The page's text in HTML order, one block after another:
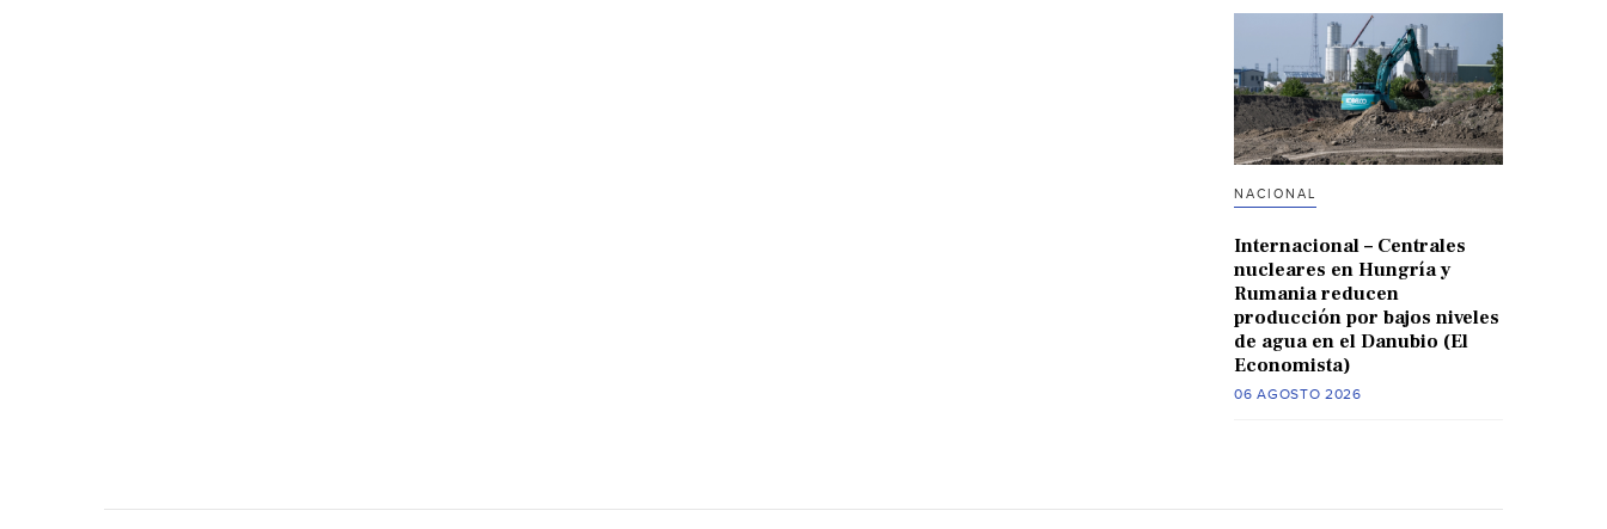
NACIONAL
Internacional – Centrales
nucleares en Hungría y
Rumania reducen
producción por bajos niveles
de agua en el Danubio (El
Economista)
06 AGOSTO 2026